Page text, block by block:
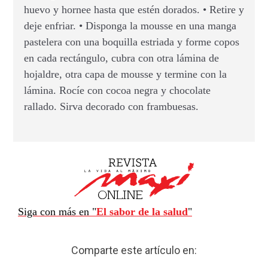
huevo y hornee hasta que estén dorados. • Retire y
deje enfriar. • Disponga la mousse en una manga
pastelera con una boquilla estriada y forme copos
en cada rectángulo, cubra con otra lámina de
hojaldre, otra capa de mousse y termine con la
lámina. Rocíe con cocoa negra y chocolate
rallado. Sirva decorado con frambuesas.
Siga con más en "El sabor de la salud"
Comparte este artículo en: